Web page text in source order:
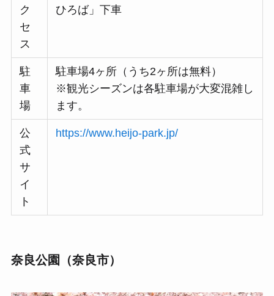
ク
セ
ス
ひろば」下車
駐
車
場
駐車場4ヶ所（うち2ヶ所は無料）
※観光シーズンは各駐車場が大変混雑し
ます。
公
式
サ
イ
ト
https://www.heijo-park.jp/
奈良公園（奈良市）